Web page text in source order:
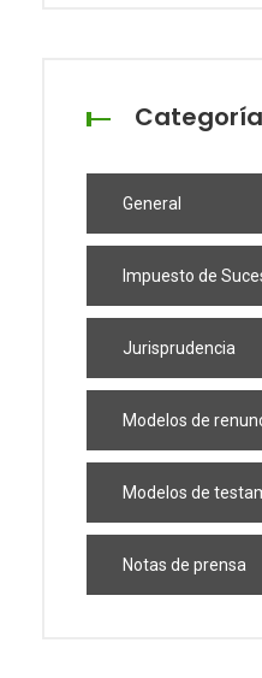
General
Impuesto de
Jurisprudencia
Modelos de
Modelos de
Notas de prensa